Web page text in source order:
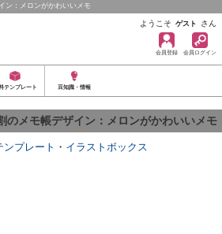
ン：メロンがかわいいメモ
ようこそ ゲスト さん
会員登録 会員ログイン
テンプレート 豆知識・情報
のメモ帳デザイン：メロンがかわいいメモ
ンプレート ・ イラストボックス